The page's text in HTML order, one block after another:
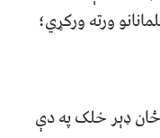
ورته ورکړي؛
ځان ډېر خلک په دې